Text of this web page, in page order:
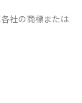
社の商標または